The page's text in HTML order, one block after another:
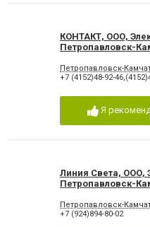
КОНТАКТ, ООО,
Петропавловск-
Петропавловск-
+7 (4152)48-92-
Я
Линия Света, ООО,
Петропавловск-
Петропавловск-
+7 (924)894-80-02